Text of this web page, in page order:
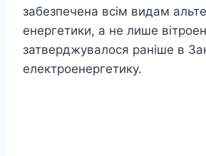
забезпечена всім видам
енергетики, а не лише
затверджувалося раніше в
електроенергетику.